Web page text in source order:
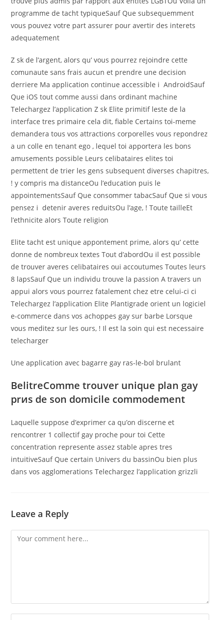
programme de tacht typiqueSauf Que subsequemment
vous pouvez votre part assurer pour avertir des interets
adequatement
Z sk de l’argent, alors qu’ vous pourrez rejoindre cette
comunaute sans frais aucun et prendre une decision
derriere Ma application continue accessible i AndroidSauf
Que iOS tout comme aussi dans ordinant machine
Telechargez l’application Z sk Elite primitif leste de la
interface tres primaire cela dit, fiable Certains toi-meme
demandera tous vos attractions corporelles vous repondrez
a un colle en tenant ego , lequel toi apportera les bons
amusements possible Leurs celibataires elites toi
permettent de trier les gens subsequent diverses chapitres,
! y compris ma distanceOu l’education puis le
appointementsSauf Que consommer tabacSauf Que si vous
pensez i detenir averes reduitsOu l’age, ! Toute tailleEt
l’ethnicite alors Toute religion
Elite tacht est unique appontement prime, alors qu’ cette
donne de nombreux textes Tout d’abordOu il est possible
de trouver averes celibataires oui accoutumes Toutes leurs
8 lapsSauf Que un individu trouve la passion A travers un
appui alors vous pourrez fatalement chez etre celui-ci ci
Telechargez l’application Elite Plantigrade orient un logiciel
e-commerce dans vos achoppes gay sur barbe Lorsque
vous meditez sur les ours, ! Il est la soin qui est necessaire
telecharger
Une application avec bagarre gay ras-le-bol brulant
BelitreComme trouver unique plan gay
prиs de son domicile commodement
Laquelle suppose d’exprimer ca qu’on discerne et
rencontrer 1 collectif gay proche pour toi Cette
concentration represente assez stable apres tres
intuitiveSauf Que certain Univers du bassinOu bien plus
dans vos agglomerations Telechargez l’application grizzli
Leave a Reply